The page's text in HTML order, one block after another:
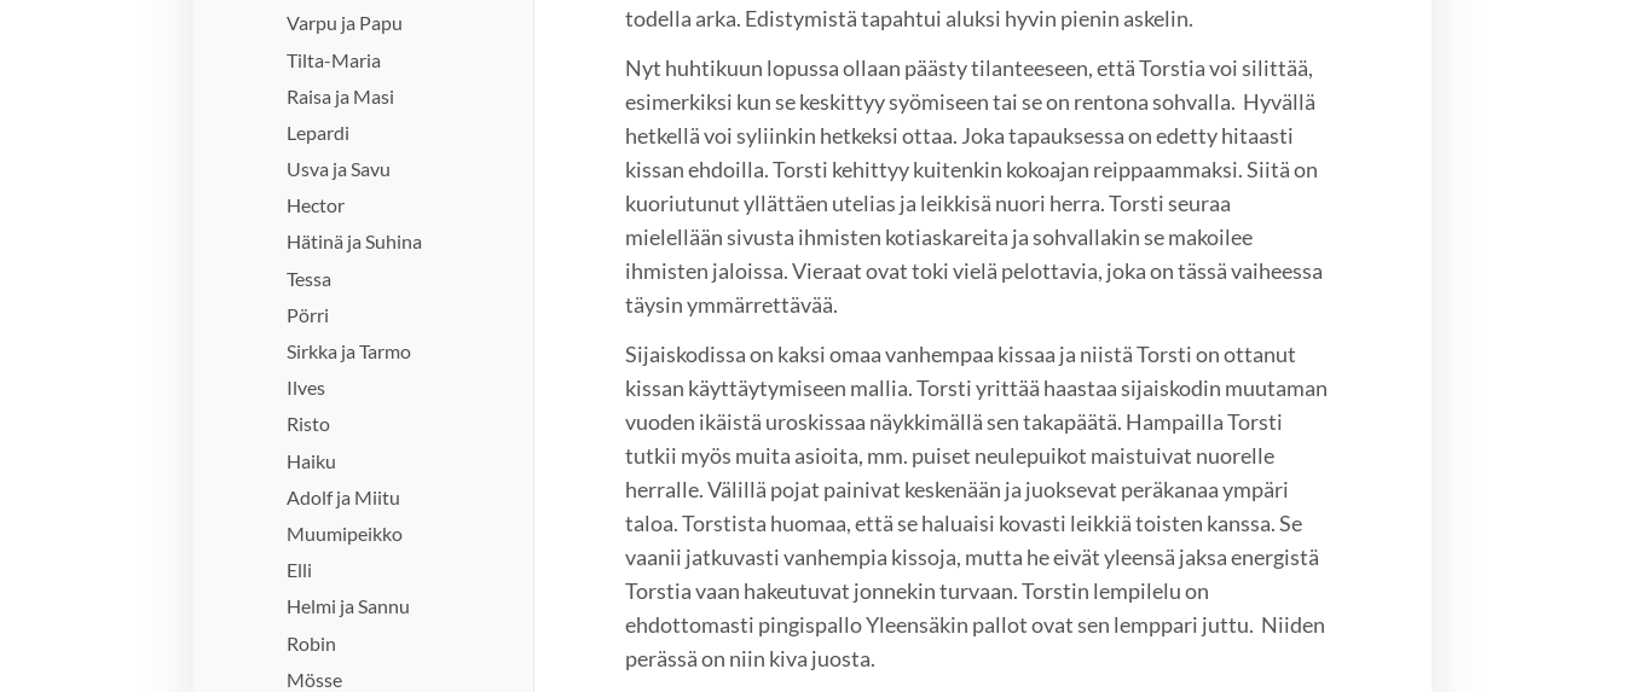
Varpu ja Papu
Tilta-Maria
Raisa ja Masi
Lepardi
Usva ja Savu
Hector
Hätinä ja Suhina
Tessa
Pörri
Sirkka ja Tarmo
Ilves
Risto
Haiku
Adolf ja Miitu
Muumipeikko
Elli
Helmi ja Sannu
Robin
Mösse
todella arka. Edistymistä tapahtui aluksi hyvin pienin askelin.
Nyt huhtikuun lopussa ollaan päästy tilanteeseen, että Torstia voi silittää,
esimerkiksi kun se keskittyy syömiseen tai se on rentona sohvalla. Hyvällä
hetkellä voi syliinkin hetkeksi ottaa. Joka tapauksessa on edetty hitaasti
kissan ehdoilla. Torsti kehittyy kuitenkin kokoajan reippaammaksi. Siitä on
kuoriutunut yllättäen utelias ja leikkisä nuori herra. Torsti seuraa
mielellään sivusta ihmisten kotiaskareita ja sohvallakin se makoilee
ihmisten jaloissa. Vieraat ovat toki vielä pelottavia, joka on tässä vaiheessa
täysin ymmärrettävää.
Sijaiskodissa on kaksi omaa vanhempaa kissaa ja niistä Torsti on ottanut
kissan käyttäytymiseen mallia. Torsti yrittää haastaa sijaiskodin muutaman
vuoden ikäistä uroskissaa näykkimällä sen takapäätä. Hampailla Torsti
tutkii myös muita asioita, mm. puiset neulepuikot maistuivat nuorelle
herralle. Välillä pojat painivat keskenään ja juoksevat peräkanaa ympäri
taloa. Torstista huomaa, että se haluaisi kovasti leikkiä toisten kanssa. Se
vaanii jatkuvasti vanhempia kissoja, mutta he eivät yleensä jaksa energistä
Torstia vaan hakeutuvat jonnekin turvaan. Torstin lempilelu on
ehdottomasti pingispallo Yleensäkin pallot ovat sen lemppari juttu. Niiden
perässä on niin kiva juosta.